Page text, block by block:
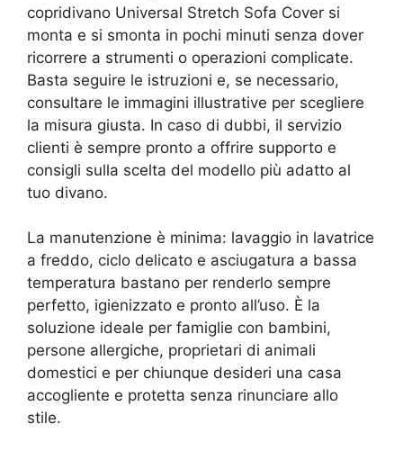
copridivano Universal Stretch Sofa Cover si
monta e si smonta in pochi minuti senza dover
ricorrere a strumenti o operazioni complicate.
Basta seguire le istruzioni e, se necessario,
consultare le immagini illustrative per scegliere
la misura giusta. In caso di dubbi, il servizio
clienti è sempre pronto a offrire supporto e
consigli sulla scelta del modello più adatto al
tuo divano.
La manutenzione è minima: lavaggio in lavatrice
a freddo, ciclo delicato e asciugatura a bassa
temperatura bastano per renderlo sempre
perfetto, igienizzato e pronto all’uso. È la
soluzione ideale per famiglie con bambini,
persone allergiche, proprietari di animali
domestici e per chiunque desideri una casa
accogliente e protetta senza rinunciare allo
stile.